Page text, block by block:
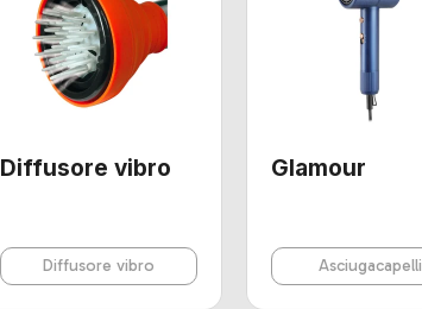
Diffusore vibro
Diffusore vibro
Glamour
Asciugacapelli